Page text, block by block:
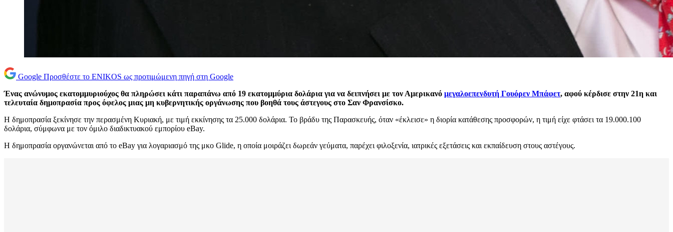
Google Προσθέστε το ENIKOS ως προτιμώμενη πηγή στη Google
Ένας ανώνυμος εκατομμυριούχος θα πληρώσει κάτι παραπάνω από 19 εκατομμύρια δολάρια για να δειπνήσει με τον Αμερικανό μεγαλοεπενδυτή Γουόρεν Μπάφετ, αφού κέρδισε στην 21η και
τελευταία δημοπρασία προς όφελος μιας μη κυβερνητικής οργάνωσης που βοηθά τους άστεγους στο Σαν Φρανσίσκο.
Η δημοπρασία ξεκίνησε την περασμένη Κυριακή, με τιμή εκκίνησης τα 25.000 δολάρια. Το βράδυ της Παρασκευής, όταν «έκλεισε» η διορία κατάθεσης προσφορών, η τιμή είχε φτάσει τα 19.000.100
δολάρια, σύμφωνα με τον όμιλο διαδικτυακού εμπορίου eBay.
Η δημοπρασία οργανώνεται από το eBay για λογαριασμό της μκο Glide, η οποία μοιράζει δωρεάν γεύματα, παρέχει φιλοξενία, ιατρικές εξετάσεις και εκπαίδευση στους αστέγους.